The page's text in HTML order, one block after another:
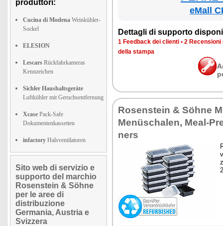
produttori:
Cucina di Modena Weinkühler-
Sockel
ELESION
Lescars Rückfahrkameras
Kennzeichen
Sichler Haushaltsgeräte
Luftkühler mit Geruchsentfernung
Xcase Pack-Safe
Dokumentenkassetten
infactory Halsventilatoren
Sito web di servizio e
supporto del marchio
Rosenstein & Söhne
per le aree di
distribuzione
Germania, Austria e
Svizzera
eMall
Det­ta­gli di sup­por­to
1 Feed­back dei clien­ti • 2 Re­cen­sio­ni
del­la stam­pa
Ro­sen­stein & Söhne
Menüscha­len, Meal-
ners